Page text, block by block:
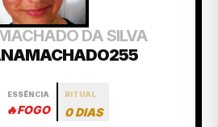
DA SILVA
ESSÊNCIA
🔥FOGO
RITUAL
0 DIAS